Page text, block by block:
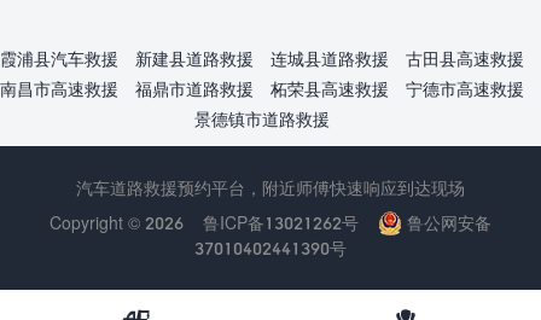
霞浦县汽车救援 新建县道路救援 连城县道路救援
古田县高速救援
南昌市高速救援
福鼎市道路救援 柘荣县高速救援
宁德市高速救援
景德镇市道路救援
汽车道路救援预约平台，附近师傅快速响应到达现场
Copyright © 2026
鲁ICP备13021262号
鲁公网安备
37010402441390号